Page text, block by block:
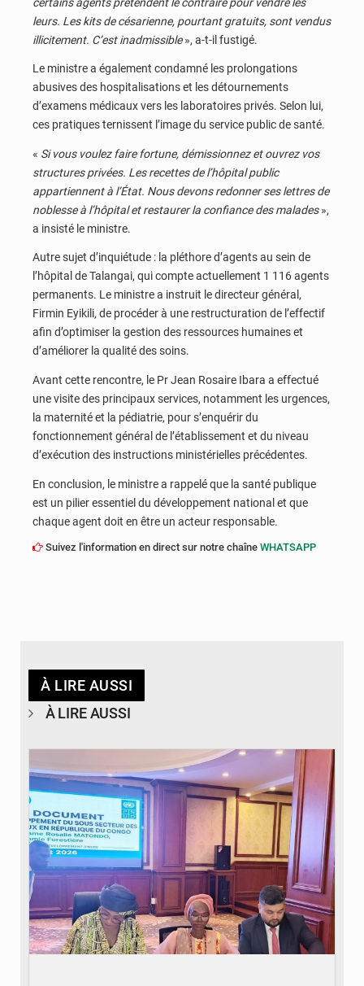
leurs. Les kits de césarienne, pourtant gratuits, sont vendus
illicitement. C’est inadmissible», a-t-il fustigé.
Le ministre a également condamné les prolongations
abusives des hospitalisations et les détournements
d’examens médicaux vers les laboratoires privés. Selon lui,
ces pratiques ternissent l’image du service public de santé.
« Si vous voulez faire fortune, démissionnez et ouvrez vos
structures privées. Les recettes de l’hôpital public
appartiennent à l’État. Nous devons redonner ses lettres de
noblesse à l’hôpital et restaurer la confiance des malades»,
a insisté le ministre.
Autre sujet d’inquiétude : la pléthore d’agents au sein de
l’hôpital de Talangai, qui compte actuellement 1 116 agents
permanents. Le ministre a instruit le directeur général,
Firmin Eyikili, de procéder à une restructuration de l’effectif
afin d’optimiser la gestion des ressources humaines et
d’améliorer la qualité des soins.
Avant cette rencontre, le Pr Jean Rosaire Ibara a effectué
une visite des principaux services, notamment les urgences,
la maternité et la pédiatrie, pour s’enquérir du
fonctionnement général de l’établissement et du niveau
d’exécution des instructions ministérielles précédentes.
En conclusion, le ministre a rappelé que la santé publique
est un pilier essentiel du développement national et que
chaque agent doit en être un acteur responsable.
Suivez l'information en direct sur notre chaîne WHATSAPP
À LIRE AUSSI
À LIRE AUSSI